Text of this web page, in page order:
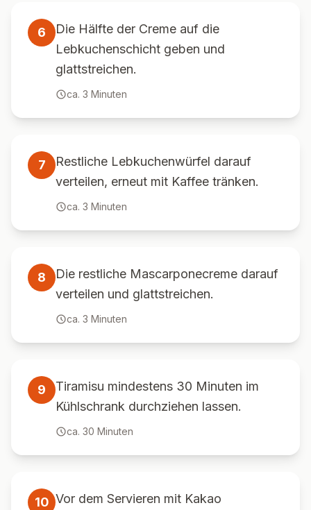
6
Die Hälfte der Creme auf die
Lebkuchenschicht geben und
glattstreichen.
ca. 3 Minuten
7
Restliche Lebkuchenwürfel darauf
verteilen, erneut mit Kaffee tränken.
ca. 3 Minuten
8
Die restliche Mascarponecreme darauf
verteilen und glattstreichen.
ca. 3 Minuten
9
Tiramisu mindestens 30 Minuten im
Kühlschrank durchziehen lassen.
ca. 30 Minuten
10 Vor dem Servieren mit Kakao